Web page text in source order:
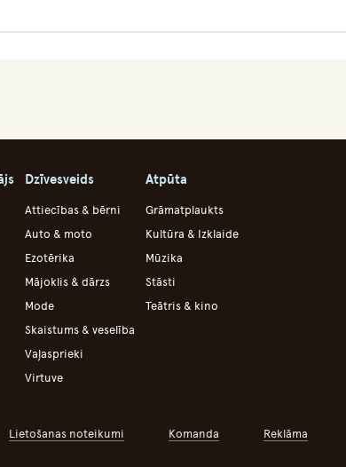
Dzīvesveids
Attiecības & bērni
Auto & moto
Ezotērika
Mājoklis & dārzs
Mode
Skaistums & veselība
Vaļasprieki
Virtuve
Atpūta
Grāmatplaukts
Kultūra & Izklaide
Mūzika
Stāsti
Teātris & kino
Lietošanas noteikumi Komanda Reklāma